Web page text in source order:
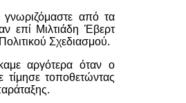
από τα
επί Μιλτιάδη Έβερτ
Σχεδιασμού.
αργότερα όταν ο
τοποθετώντας